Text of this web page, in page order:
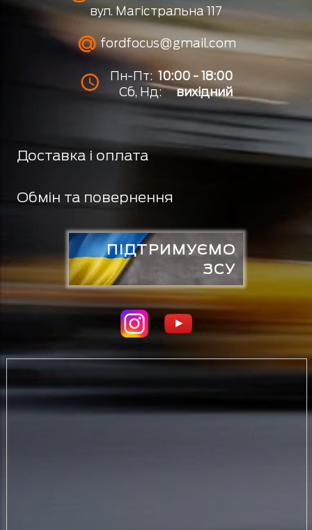
вул. Магістральна 117
fordfocus@gmail.com
Пн-Пт: 10:00 - 18:00
Сб, Нд:
вихідний
Доставка і оплата
Обмін та повернення
ПІДТРИМУЄМО
ЗСУ